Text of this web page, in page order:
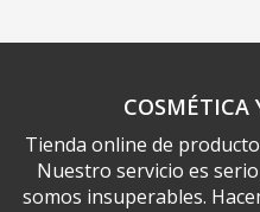
COSMÉTICA
Tienda online de
Nuestro servicio es
somos insuperables.